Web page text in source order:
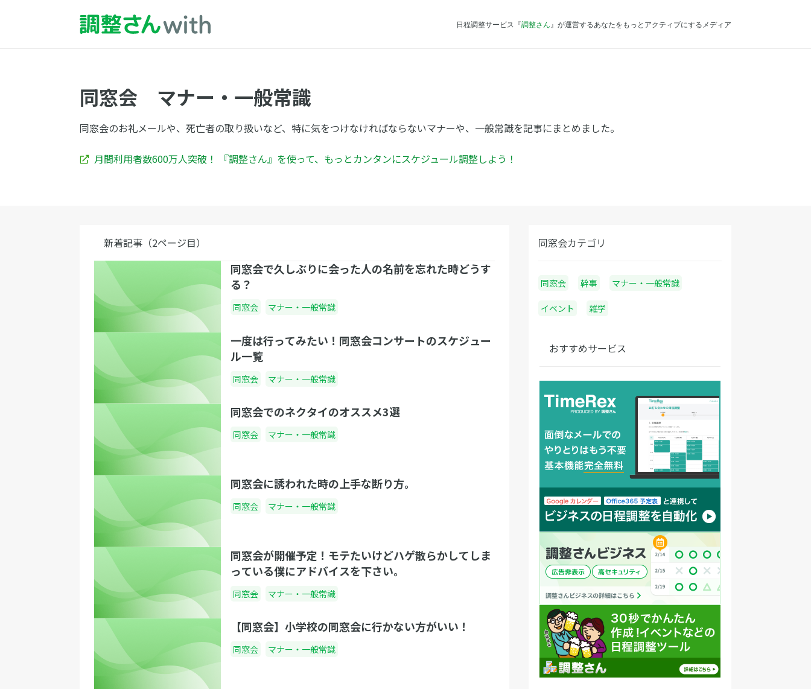
日程調整サービス『調整さん 』が運営するあなたをもっとアクティブにするメディア
同窓会 マナー・一般常識
同窓会のお礼メールや、死亡者の取り扱いなど、特に気をつけなければならないマナーや、一般常識を記事にまとめました。
月間利用者数600万人突破！ 『調整さん』を使って、もっとカンタンにスケジュール調整しよう！
新着記事（2ページ目）
同窓会で久しぶりに会った人の名前を忘れた時どうす
る？
同窓会 マナー・一般常識
一度は行ってみたい！同窓会コンサートのスケジュー
ル一覧
同窓会 マナー・一般常識
同窓会でのネクタイのオススメ3選
同窓会 マナー・一般常識
同窓会に誘われた時の上手な断り方。
同窓会 マナー・一般常識
同窓会が開催予定！モテたいけどハゲ散らかしてしま
っている僕にアドバイスを下さい。
同窓会 マナー・一般常識
【同窓会】小学校の同窓会に行かない方がいい！
同窓会 マナー・一般常識
同窓会カテゴリ
同窓会 幹事 マナー・一般常識
イベント 雑学
おすすめサービス